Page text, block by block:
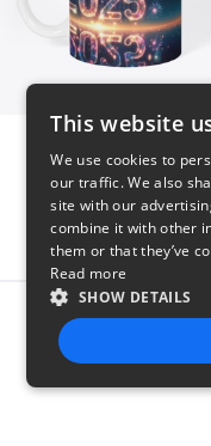
This website
We use cookies to
our traffic. We also
site with our
combine it with other
them or that they’ve
Read more
SHOW DETAILS
STRICTLY